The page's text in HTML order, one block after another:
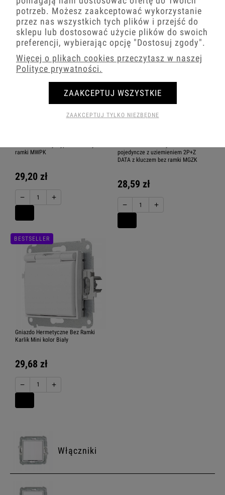
− + − +
ramki MWPK
29,20 zł
− +
pojedyncze z uziemieniem 2P+Z
DATA z kluczem bez ramki MGZK
28,59 zł
− +
Gniazdo Hermetyczne Bez Ramki
Karlik Mini kolor Biały
29,68 zł
− +
BESTSELLER
Włączniki
potrzeb. Możesz zaakceptować wykorzystanie
przez nas wszystkich tych plików i przejść do
sklepu lub dostosować użycie plików do swoich
preferencji, wybierając opcję "Dostosuj zgody".
Więcej o plikach cookies przeczytasz w naszej
Polityce prywatności.
ZAAKCEPTUJ TYLKO NIEZBĘDNE
ZAAKCEPTUJ WSZYSTKIE